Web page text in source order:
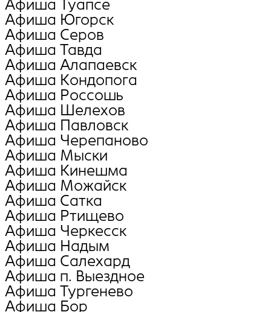
Афиша Туапсе
Афиша Югорск
Афиша Серов
Афиша Тавда
Афиша Алапаевск
Афиша Кондопога
Афиша Россошь
Афиша Шелехов
Афиша Павловск
Афиша Черепаново
Афиша Мыски
Афиша Кинешма
Афиша Можайск
Афиша Сатка
Афиша Ртищево
Афиша Черкесск
Афиша Надым
Афиша Салехард
Афиша п. Выездное
Афиша Тургенево
Афиша Бор